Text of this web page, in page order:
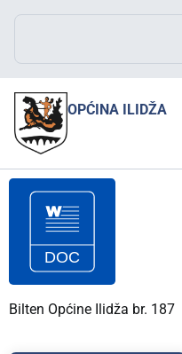
OPĆINA ILIDŽA
Bilten Općine Ilidža br. 187